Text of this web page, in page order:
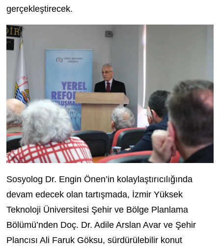
gerçekleştirecek.
Sosyolog Dr. Engin Önen’in kolaylaştırıcılığında
devam edecek olan tartışmada, İzmir Yüksek
Teknoloji Üniversitesi Şehir ve Bölge Planlama
Bölümü’nden Doç. Dr. Adile Arslan Avar ve Şehir
Plancısı Ali Faruk Göksu, sürdürülebilir konut